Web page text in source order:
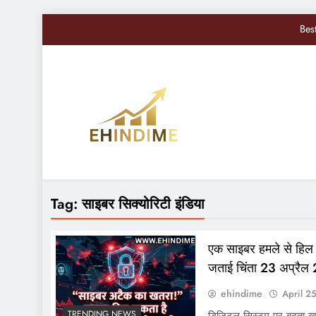
Sandisk Shares में
Nifty, Sensex
सोमवार से
Smarter Investments, Brighter Future: Your
Tag:साइबर सिक्योरिटी इंडिया
एक साइबर हमले से
जताई चिंता 23
ehindime April